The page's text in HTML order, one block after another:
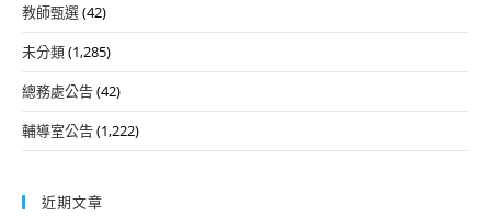
教師甄選(42)
未分類(1,285)
總務處公告(42)
輔導室公告(1,222)
近期文章